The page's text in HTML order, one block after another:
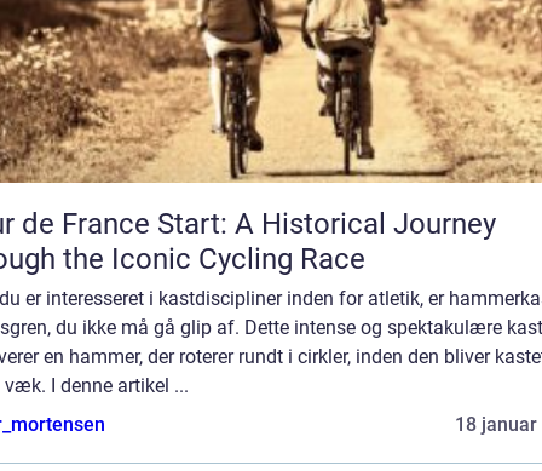
de France Start: A Historical Journey
the Iconic Cycling Race
er interesseret i kastdiscipliner inden for atletik, er
du ikke må gå glip af. Dette intense og spektakulære kast
en hammer, der roterer rundt i cirkler, inden den bliver
I denne artikel ...
18 januar